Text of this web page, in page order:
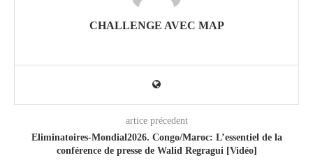
CHALLENGE AVEC MAP
artice précedent
Eliminatoires-Mondial2026. Congo/Maroc: L’essentiel de la
conférence de presse de Walid Regragui [Vidéo]